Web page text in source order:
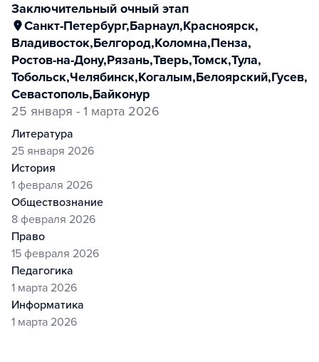
заключительный очный этап
Санкт-Петербург,Барнаул,Красноярск,
Владивосток,Белгород,Коломна,Пенза,
Ростов-на-Дону,Рязань,Тверь,Томск,Тула,
Тобольск,Челябинск,Когалым,Белоярский,Гусев,
Севастополь,Байконур
25 января - 1 марта 2026
литература
25 января 2026
история
1 февраля 2026
обществознание
8 февраля 2026
право
15 февраля 2026
педагогика
1 марта 2026
информатика
1 марта 2026